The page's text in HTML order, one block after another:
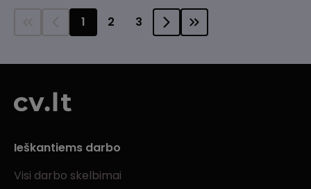
1 2 3
Ieškantiems darbo
Visi darbo skelbimai